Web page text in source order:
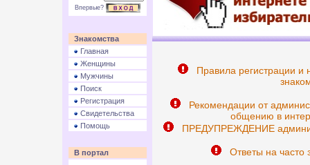
Впервые?
Знакомства
Главная
Женщины
Мужчины
Поиск
Регистрация
Свидетельства
Помощь
В портал
Правила регистрации и
Рекомендации от
общению в
ПРЕДУПРЕЖДЕНИЕ
Ответы на часто